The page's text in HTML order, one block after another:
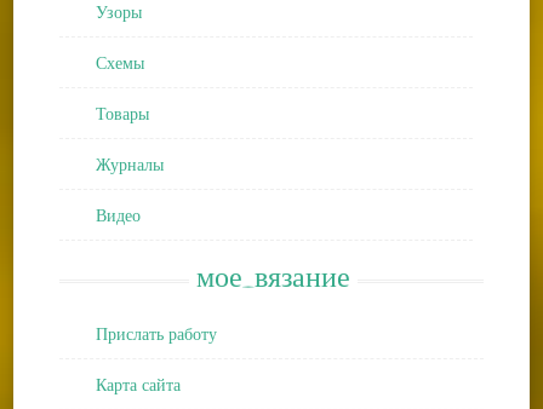
Узоры
Схемы
Товары
Журналы
Видео
мое_вязание
Прислать работу
Карта сайта